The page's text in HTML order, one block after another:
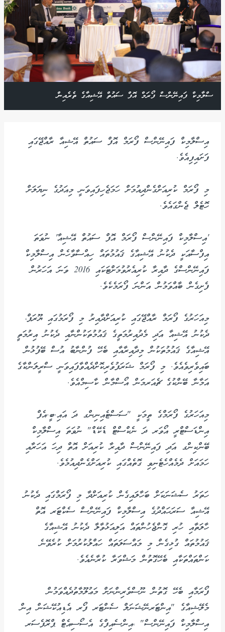
ސްލާމިކް ފައިނޭންސް ފޯރަމް އޮފް ސައުތް އޭޝިއާގެ ތެރެއިން
އިސްލާމިކް ފައިނޭންސް ފޯރަމް އޮފް ސައުތް އޭޝިއާ ރާއްޖޭގައި
ފަށައިފިއެވެ.
މި ފޯރަމް ކުރިއަށްގެންދިއުމަށް ހަމަޖެހިފައިވަނީ މިއަދުގެ ނިޔަލަށް
ހޮޓެލް ޖެންގައެވެ.
'އިސްލާމިކް ފައިނޭންސް ފޯރަމް އޮފް ސައުތް އޭޝިއާ' ނުވަތަ
އިފްސާއަކީ ދެކުނު އޭޝިއާގެ ޤައުމުތައް ހިއްސާވާހެން އިސްލާމިކް
ފައިނޭންސްގެ ދާއިރާ ކުރިއެރުވުމަށްޓަކައި 2016 ވަނަ އަހަރުން
ފެށިގެން ބާއްވަމުން އަންނަ ފޯރަމެކެވެ.
މިއަހަރުގެ ފޯރަމް ރާއްޖޭގައި ކުރިއަށްދާއިރު މި ފޯރަމުގައި ޔޫރަޕް،
ދެކުނު އޭޝިއާ އަދި މެދުއިރުމަތީގެ ޤައުމުތަކުންނާއި ދެކުނު އިރުމަތީ
އޭޝިއާގެ ޤައުމުތަކުން މިދާއިރާއާއި ބެހޭ ފުންނާބު އުސް ބޭފުޅުން
ބައިވެރިވެއެވެ. މި ފޯރަމް ޝަރަފުވެރިކޮށްދެއްވާފައިވަނީ ސްރީލަންކާގެ
އަމާނާ ބޭންކުގެ ޗެއަރމަން އޯސްމާން ކާސިމްއެވެ.
މިއަހަރުގެ ފޯރަމްގެ ތީމަކީ "ސަސްޓެއިނިންގ ދަ އައި.ބީ.އެފް
އިންޑަސްޓްރީ އޯވަރ ދަ ނެކްސްޓް ޑެކޭޑް" ނުވަތަ އިސްލާމިކް
ބޭންކިންގ އަދި ފައިނޭންސް ދާއިރާ ކުރިއަށް އޮތް ދިހަ އަހަރާއި
ހަމައަށް ދެމެއްހެޓެނިވި ގޮތެއްގައި ކުރިއަށްގެންދިއުމެވެ.
ހަތަރު ސެޝަނަކަށް ބަހާލައިގެން ކުރިއަށްދާ މި ފޯރަމްގައި ދެކުނު
އޭޝިއާ ސަރަޙައްދުގެ އިސްލާމިކް ފައިނޭންސް ސެކްޓަރ އޮތް
ހާލަތާއި ހުރި ގޮންޖެހުންތައް އަލިއަޅުވާލާ ދެކުނު އޭޝިއާގެ
ޤައުމުތައް ގުޅިގެން މި މައްސަލަތައް ހައްލުކުރުމަށް ކުރެވޭނެ
ކަންތައްތަކާއި ބެހޭގޮތުން މަޝްވަރާ ކުރާނެއެވެ.
ފޯރަމާއި ބެހޭ ގޮތުން ނޫސްވެރިންނަށް މަޢުލޫމާތުދެއްވަމުން
މެލޭޝިއާގެ "އިންޓަރނޭޝަނަލް ސެންޓަރ ފޯރ އެޑިއުކޭޝަން އިން
އިސްލާމިކް ފައިނޭންސް" ،އިންސެއިފްގެ އެސޯސިއެޓް ޕްރޮފެސަރ